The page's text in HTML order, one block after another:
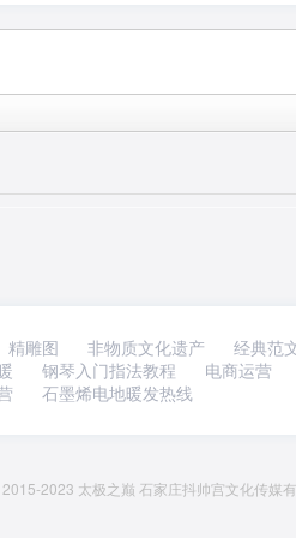
精雕图 非物质文化遗产 经典范
钢琴入门指法教程 电商运营
石墨烯电地暖发热线
2023 太极之巅 石家庄抖帅宫文化传媒